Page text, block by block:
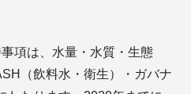
項は、水量・水質・生態
（飲料水・衛生）・ガバナ